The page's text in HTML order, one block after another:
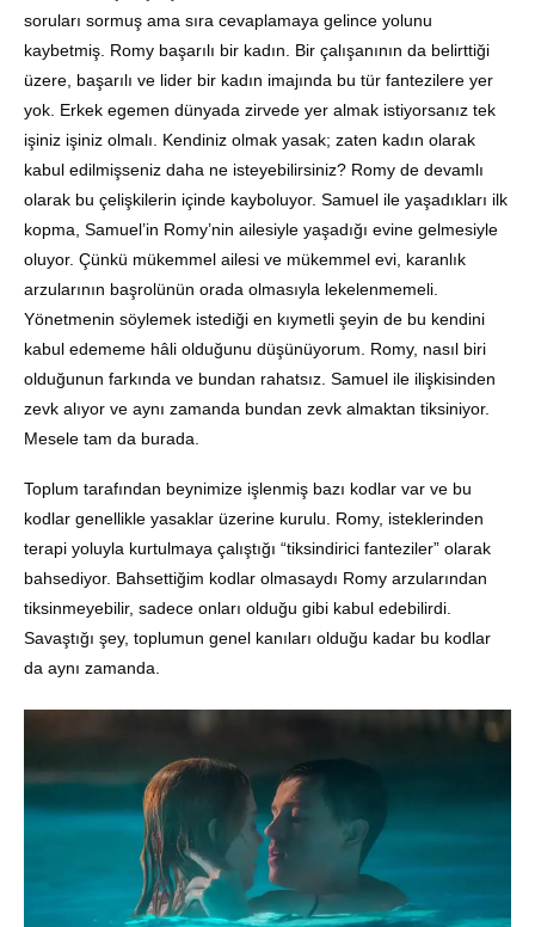
soruları sormuş ama sıra cevaplamaya gelince yolunu
kaybetmiş. Romy başarılı bir kadın. Bir çalışanının da belirttiği
üzere, başarılı ve lider bir kadın imajında bu tür fantezilere yer
yok. Erkek egemen dünyada zirvede yer almak istiyorsanız tek
işiniz işiniz olmalı. Kendiniz olmak yasak; zaten kadın olarak
kabul edilmişseniz daha ne isteyebilirsiniz? Romy de devamlı
olarak bu çelişkilerin içinde kayboluyor. Samuel ile yaşadıkları ilk
kopma, Samuel’in Romy’nin ailesiyle yaşadığı evine gelmesiyle
oluyor. Çünkü mükemmel ailesi ve mükemmel evi, karanlık
arzularının başrolünün orada olmasıyla lekelenmemeli.
Yönetmenin söylemek istediği en kıymetli şeyin de bu kendini
kabul edememe hâli olduğunu düşünüyorum. Romy, nasıl biri
olduğunun farkında ve bundan rahatsız. Samuel ile ilişkisinden
zevk alıyor ve aynı zamanda bundan zevk almaktan tiksiniyor.
Mesele tam da burada.
Toplum tarafından beynimize işlenmiş bazı kodlar var ve bu
kodlar genellikle yasaklar üzerine kurulu. Romy, isteklerinden
terapi yoluyla kurtulmaya çalıştığı “tiksindirici fanteziler” olarak
bahsediyor. Bahsettiğim kodlar olmasaydı Romy arzularından
tiksinmeyebilir, sadece onları olduğu gibi kabul edebilirdi.
Savaştığı şey, toplumun genel kanıları olduğu kadar bu kodlar
da aynı zamanda.